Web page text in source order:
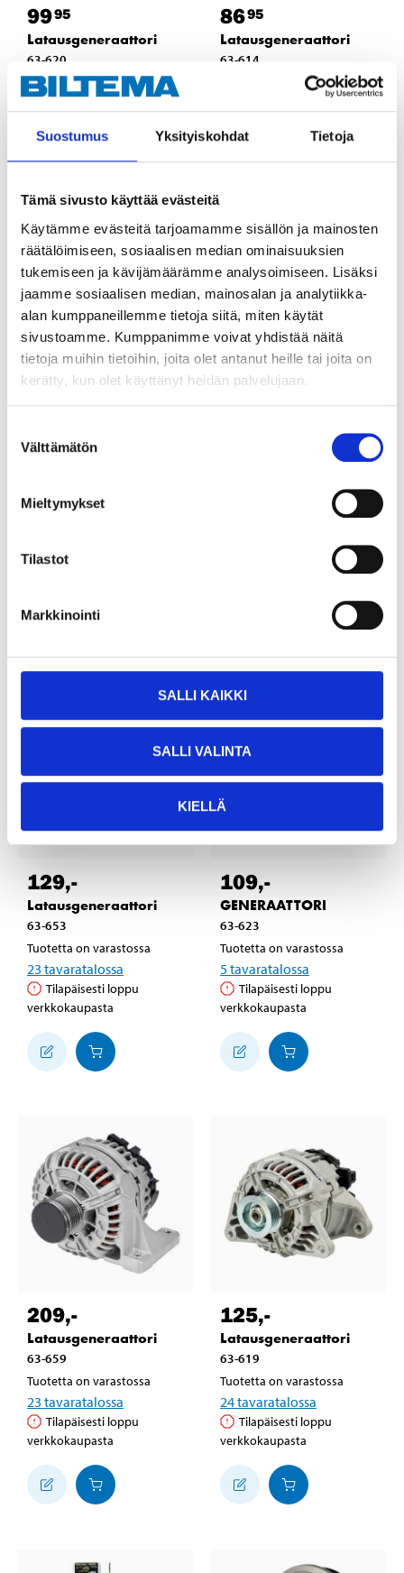
Suostumus Yksityiskohdat Tietoja
Tämä sivusto käyttää evästeitä
Käytämme evästeitä tarjoamamme sisällön ja mainosten
räätälöimiseen, sosiaalisen median ominaisuuksien
tukemiseen ja kävijämäärämme analysoimiseen. Lisäksi
jaamme sosiaalisen median, mainosalan ja analytiikka-
alan kumppaneillemme tietoja siitä, miten käytät
sivustoamme. Kumppanimme voivat yhdistää näitä
tietoja muihin tietoihin, joita olet antanut heille tai joita on
kerätty, kun olet käyttänyt heidän palvelujaan.
valinta
Välttämätön
Mieltymykset
Tilastot
Markkinointi
SALLI KAIKKI
SALLI VALINTA
KIELLÄ
9995
Latausgeneraattori
63-620
Tuotetta on varastossa
23tavaratalossa
verkkokaupasta
8695
Latausgeneraattori
63-614
Tuotetta on varastossa
verkkokaupasta
149,-
Tuotetta on varastossa
Tilapäisesti loppu
Tuotetta on varastossa
129,-
Latausgeneraattori
63-653
Tuotetta on varastossa
23 tavaratalossa
Tilapäisesti loppu
verkkokaupasta
109,-
GENERAATTORI
63-623
Tuotetta on varastossa
5tavaratalossa
Tilapäisesti loppu
verkkokaupasta
209,-
Latausgeneraattori
63-659
Tuotetta on varastossa
23 tavaratalossa
Tilapäisesti loppu
verkkokaupasta
125,-
Latausgeneraattori
63-619
Tuotetta on varastossa
24tavaratalossa
Tilapäisesti loppu
verkkokaupasta